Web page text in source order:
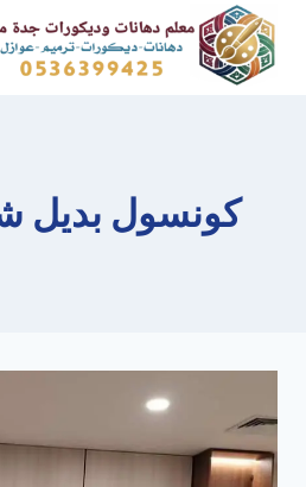
التجاوز
المحتوى
كونسول بديل